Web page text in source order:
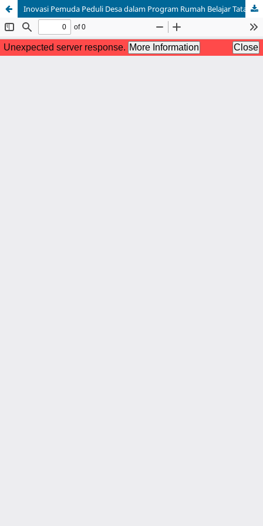
Inovasi Pemuda Peduli Desa dalam Program Rumah Belajar Tata Kelola Drainase di Tambaksari, Pasuruan